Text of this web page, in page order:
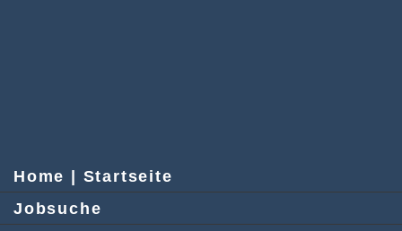
Home | Startseite
Jobsuche